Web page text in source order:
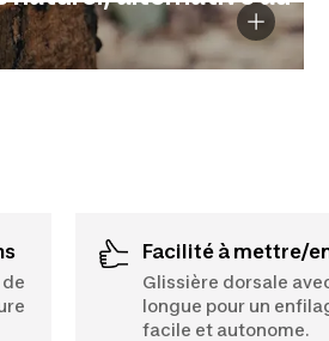
Facilité à mettre/
Glissière dorsale
longue pour un
facile et autonome.